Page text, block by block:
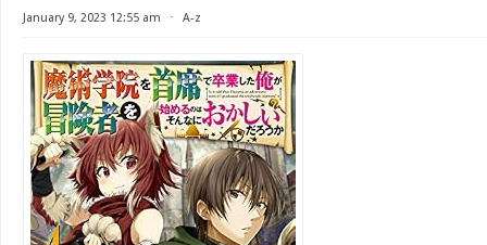
January 9, 2023 12:55 am ⋅ A-z